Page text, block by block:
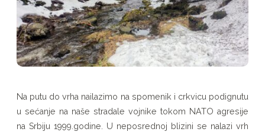
Na putu do vrha nailazimo na spomenik i crkvicu podignutu
u sećanje na naše stradale vojnike tokom NATO agresije
na Srbiju 1999.godine. U neposrednoj blizini se nalazi vrh